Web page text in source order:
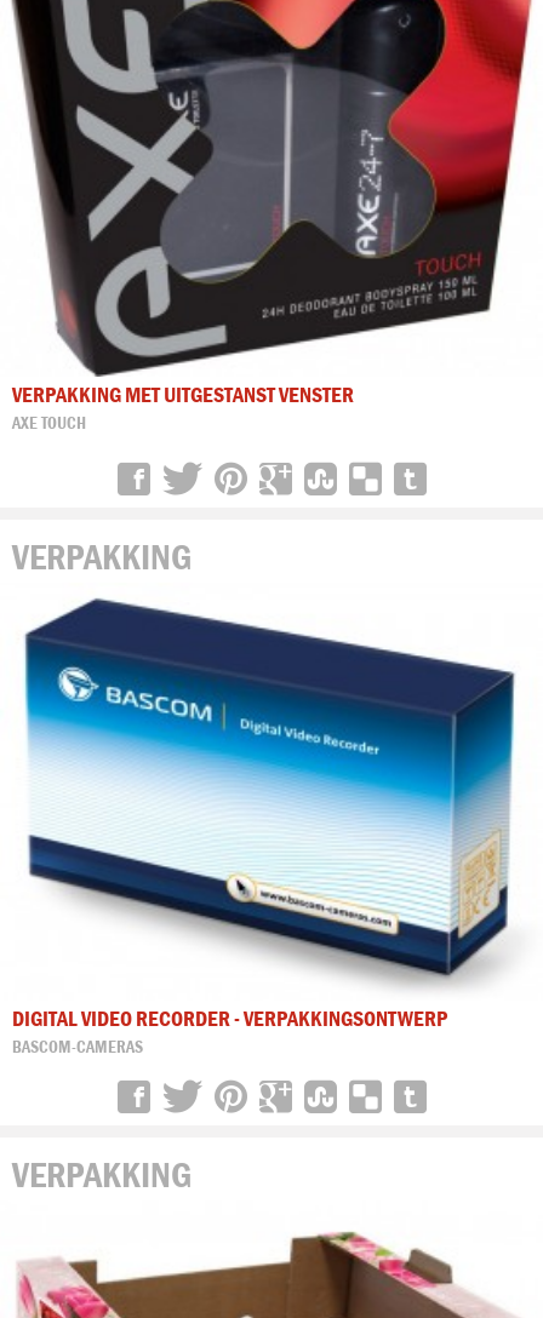
VERPAKKING MET UITGESTANST VENSTER
AXE TOUCH
VERPAKKING
DIGITAL VIDEO RECORDER - VERPAKKINGSONTWERP
BASCOM-CAMERAS
VERPAKKING